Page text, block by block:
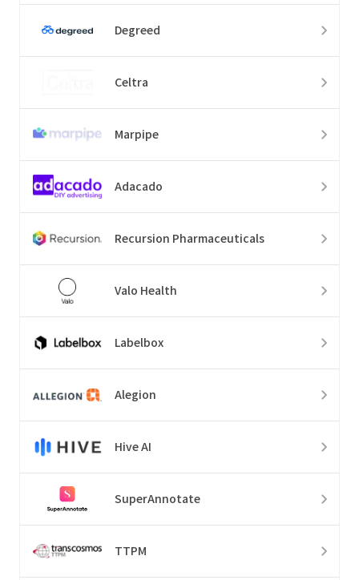
Degreed
Celtra
Marpipe
Adacado
Recursion Pharmaceuticals
Valo Health
Labelbox
Alegion
Hive AI
SuperAnnotate
TTPM